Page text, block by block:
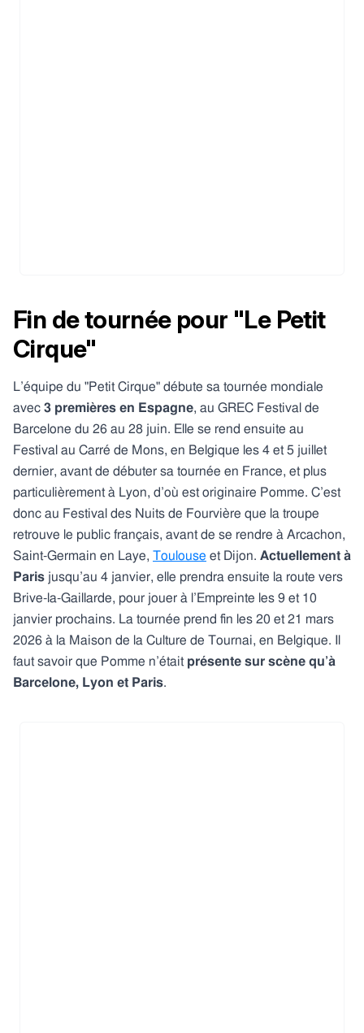
Fin de tournée pour "Le Petit
Cirque"
L’équipe du "Petit Cirque" débute sa tournée mondiale
avec 3 premières en Espagne, au GREC Festival de
Barcelone du 26 au 28 juin. Elle se rend ensuite au
Festival au Carré de Mons, en Belgique les 4 et 5 juillet
dernier, avant de débuter sa tournée en France, et plus
particulièrement à Lyon, d’où est originaire Pomme. C’est
donc au Festival des Nuits de Fourvière que la troupe
retrouve le public français, avant de se rendre à Arcachon,
Saint-Germain en Laye, Toulouse et Dijon. Actuellement à
Paris jusqu’au 4 janvier, elle prendra ensuite la route vers
Brive-la-Gaillarde, pour jouer à l’Empreinte les 9 et 10
janvier prochains. La tournée prend fin les 20 et 21 mars
2026 à la Maison de la Culture de Tournai, en Belgique. Il
faut savoir que Pomme n’était présente sur scène qu’à
Barcelone, Lyon et Paris.